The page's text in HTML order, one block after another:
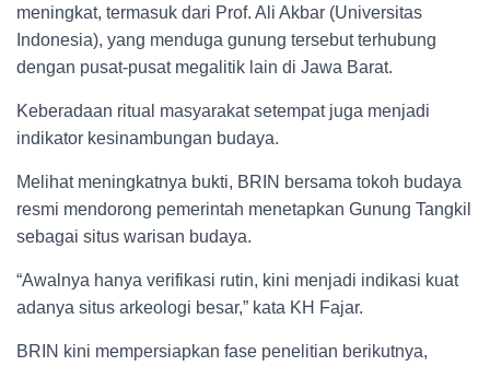
meningkat, termasuk dari Prof. Ali Akbar (Universitas
Indonesia), yang menduga gunung tersebut terhubung
dengan pusat-pusat megalitik lain di Jawa Barat.
Keberadaan ritual masyarakat setempat juga menjadi
indikator kesinambungan budaya.
Melihat meningkatnya bukti, BRIN bersama tokoh budaya
resmi mendorong pemerintah menetapkan Gunung Tangkil
sebagai situs warisan budaya.
“Awalnya hanya verifikasi rutin, kini menjadi indikasi kuat
adanya situs arkeologi besar,” kata KH Fajar.
BRIN kini mempersiapkan fase penelitian berikutnya,